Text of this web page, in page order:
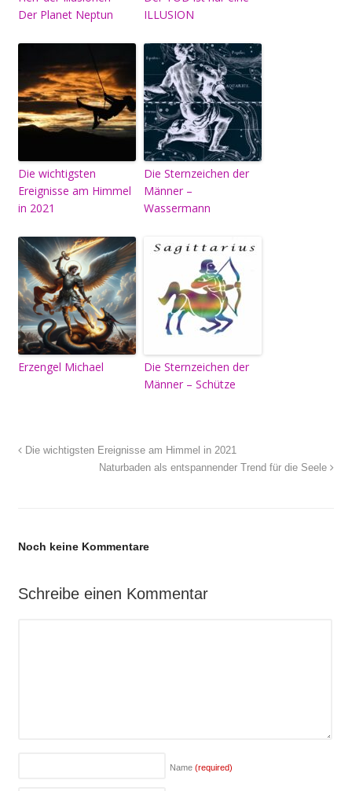
Der Planet Neptun
ILLUSION
Die wichtigsten
Ereignisse am Himmel
in 2021
Die Sternzeichen der
Männer –
Wassermann
Erzengel Michael
Die Sternzeichen der
Männer – Schütze
Die wichtigsten Ereignisse am Himmel in 2021
Naturbaden als entspannender Trend für die Seele
Noch keine Kommentare
Schreibe einen Kommentar
Name (required)